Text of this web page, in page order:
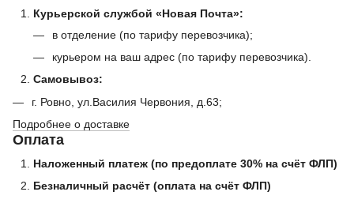
Курьерской службой «Новая Почта»:
в отделение (по тарифу перевозчика);
курьером на ваш адрес (по тарифу перевозчика).
Самовывоз:
г. Ровно, ул.Василия Червония, д.63;
Подробнее о доставке
Оплата
Наложенный платеж (по предоплате 30% на счёт ФЛП)
Безналичный расчёт (оплата на счёт ФЛП)